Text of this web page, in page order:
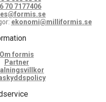
70 7177406
ekonomi@milliformis.se
Om formis
Partner